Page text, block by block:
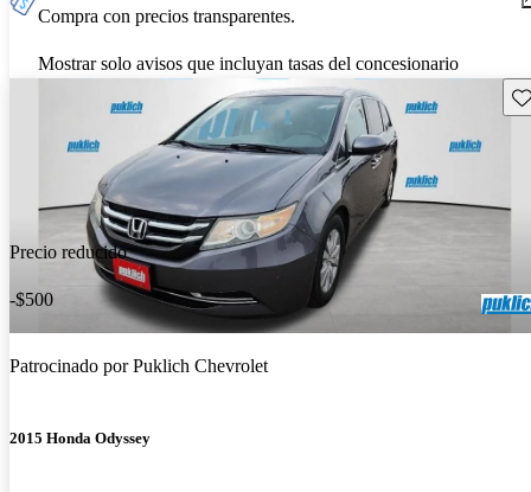
Compra con precios transparentes.
Mostrar solo avisos que incluyan tasas del concesionario
Precio reducido
-$500
Patrocinado porPuklich Chevrolet
2015 Honda Odyssey